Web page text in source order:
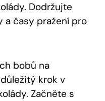
Dodržujte
časy pražení pro
bobů na
krok v⁣
Začněte s